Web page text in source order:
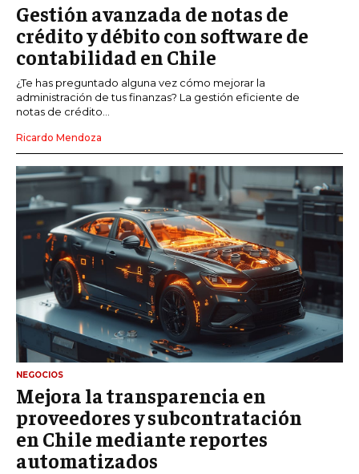
Gestión avanzada de notas de
crédito y débito con software de
contabilidad en Chile
¿Te has preguntado alguna vez cómo mejorar la
administración de tus finanzas? La gestión eficiente de
notas de crédito...
Ricardo Mendoza
NEGOCIOS
Mejora la transparencia en
proveedores y subcontratación
en Chile mediante reportes
automatizados